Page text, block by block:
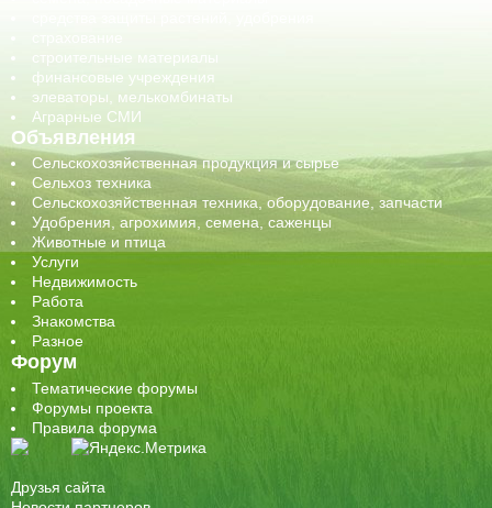
строительные материалы
финансовые учреждения
элеваторы, мелькомбинаты
Аграрные СМИ
Объявления
Сельскохозяйственная продукция и сырье
Сельхоз техника
Сельскохозяйственная техника, оборудование, запчасти
Удобрения, агрохимия, семена, саженцы
Животные и птица
Услуги
Недвижимость
Работа
Знакомства
Разное
Форум
Тематические форумы
Форумы проекта
Правила форума
Друзья сайта